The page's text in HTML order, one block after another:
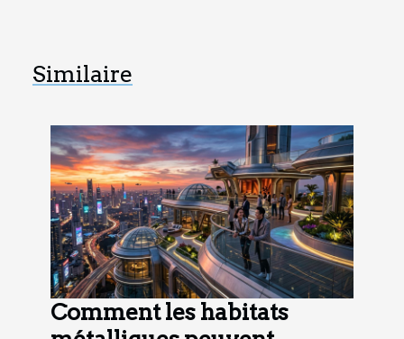
Similaire
Comment les habitats